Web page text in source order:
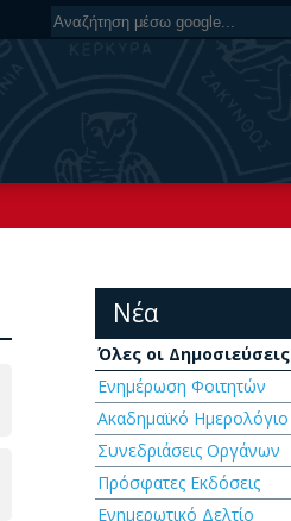
Νέα
Όλες οι Δημοσιεύσεις
Ενημέρωση Φοιτητών
Ακαδημαϊκό Ημερολόγιο
Συνεδριάσεις Οργάνων
Πρόσφατες Εκδόσεις
Ενημερωτικό Δελτίο